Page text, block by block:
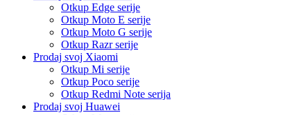
Otkup Edge serije
Otkup Moto E serije
Otkup Moto G serije
Otkup Razr serije
Prodaj svoj Xiaomi
Otkup Mi serije
Otkup Poco serije
Otkup Redmi Note serija
Prodaj svoj Huawei